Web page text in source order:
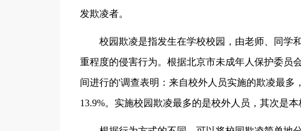
发欺凌者。
校园欺凌是指发生在学校校园，由老师、同学
重程度的侵害行为。根据北京市未成年人保护委员
间进行的'调查表明：来自校外人员实施的欺凌最多
13.9%。实施校园欺凌最多的是校外人员，其次是